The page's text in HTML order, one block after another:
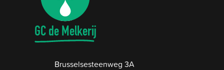
Contact & openingsuren
GC de Melkerij
AdresBrusselsesteenweg 3A